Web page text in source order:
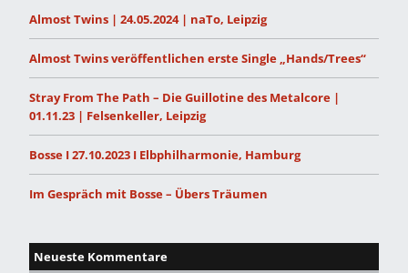
Almost Twins | 24.05.2024 | naTo, Leipzig
Almost Twins veröffentlichen erste Single „Hands/Trees“
Stray From The Path – Die Guillotine des Metalcore |
01.11.23 | Felsenkeller, Leipzig
Bosse I 27.10.2023 I Elbphilharmonie, Hamburg
Im Gespräch mit Bosse – Übers Träumen
Neueste Kommentare